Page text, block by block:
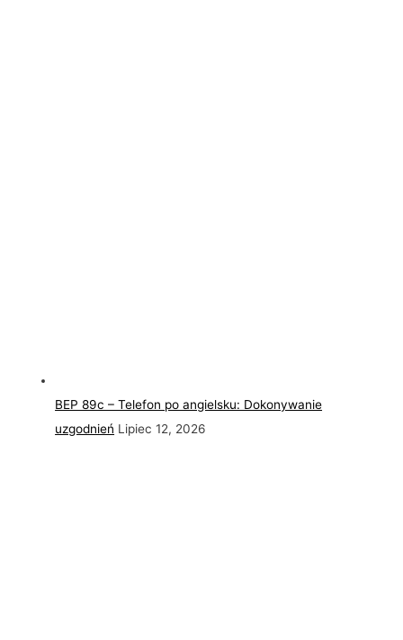
BEP 89c – Telefon po angielsku: Dokonywanie
uzgodnień Lipiec 12, 2026